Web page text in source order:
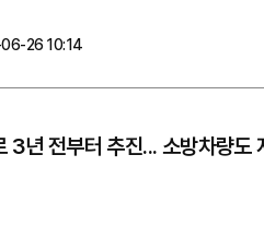
26 10:14
3년 전부터 추진... 소방차량도